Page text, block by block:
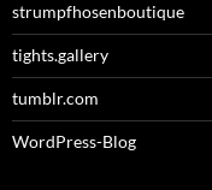
strumpfhosenboutique
tights.gallery
tumblr.com
WordPress-Blog